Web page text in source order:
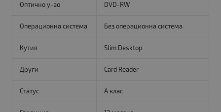
Оптично у-во DVD-RW
Операционна система Без операционна система
Кутия Slim Desktop
Други Card Reader
Статус A клас